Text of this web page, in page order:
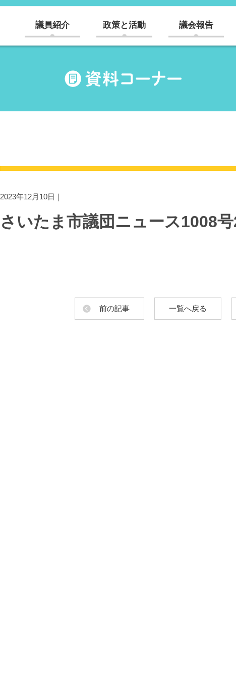
議員紹介 政策と活動 議会報告
2023年12月10日｜
さいたま市議団ニュース1008
前の記事 一覧へ戻る